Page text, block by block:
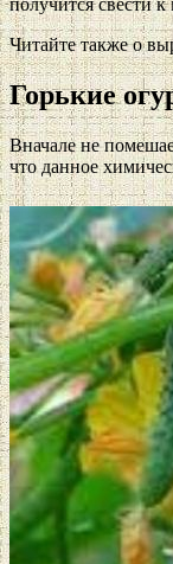
Читайте также о
Горькие
Вначале не
что данное